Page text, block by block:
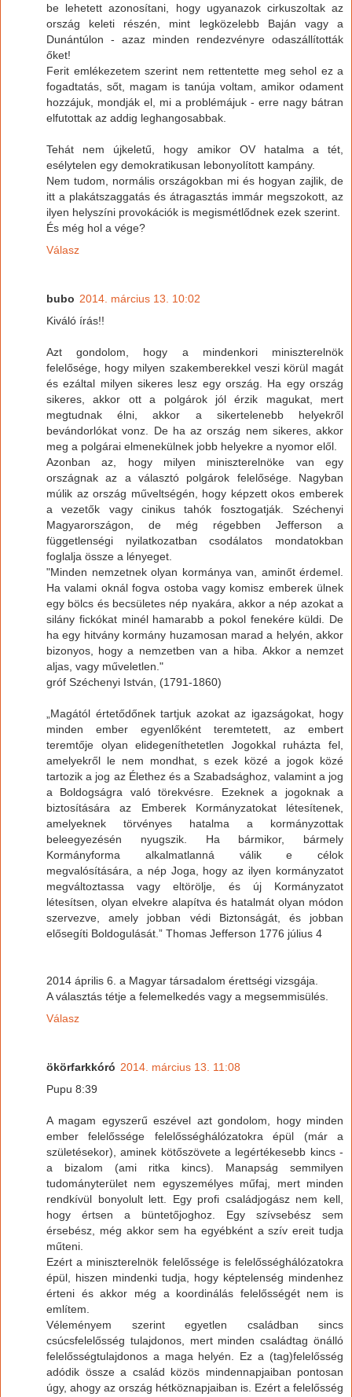
be lehetett azonosítani, hogy ugyanazok cirkuszoltak az
ország keleti részén, mint legközelebb Baján vagy a
Dunántúlon - azaz minden rendezvényre odaszállították
őket!
Ferit emlékezetem szerint nem rettentette meg sehol ez a
fogadtatás, sőt, magam is tanúja voltam, amikor odament
hozzájuk, mondják el, mi a problémájuk - erre nagy bátran
elfutottak az addig leghangosabbak.
Tehát nem újkeletű, hogy amikor OV hatalma a tét,
esélytelen egy demokratikusan lebonyolított kampány.
Nem tudom, normális országokban mi és hogyan zajlik, de
itt a plakátszaggatás és átragasztás immár megszokott, az
ilyen helyszíni provokációk is megismétlődnek ezek szerint.
És még hol a vége?
Válasz
bubo 2014. március 13. 10:02
Kiváló írás!!
Azt gondolom, hogy a mindenkori miniszterelnök
felelősége, hogy milyen szakemberekkel veszi körül magát
és ezáltal milyen sikeres lesz egy ország. Ha egy ország
sikeres, akkor ott a polgárok jól érzik magukat, mert
megtudnak élni, akkor a sikertelenebb helyekről
bevándorlókat vonz. De ha az ország nem sikeres, akkor
meg a polgárai elmenekülnek jobb helyekre a nyomor elől.
Azonban az, hogy milyen miniszterelnöke van egy
országnak az a választó polgárok felelősége. Nagyban
múlik az ország műveltségén, hogy képzett okos emberek
a vezetők vagy cinikus tahók fosztogatják. Széchenyi
Magyarországon, de még régebben Jefferson a
függetlenségi nyilatkozatban csodálatos mondatokban
foglalja össze a lényeget.
"Minden nemzetnek olyan kormánya van, aminőt érdemel.
Ha valami oknál fogva ostoba vagy komisz emberek ülnek
egy bölcs és becsületes nép nyakára, akkor a nép azokat a
silány fickókat minél hamarabb a pokol fenekére küldi. De
ha egy hitvány kormány huzamosan marad a helyén, akkor
bizonyos, hogy a nemzetben van a hiba. Akkor a nemzet
aljas, vagy műveletlen."
gróf Széchenyi István, (1791-1860)
„Magától értetődőnek tartjuk azokat az igazságokat, hogy
minden ember egyenlőként teremtetett, az embert
teremtője olyan elidegeníthetetlen Jogokkal ruházta fel,
amelyekről le nem mondhat, s ezek közé a jogok közé
tartozik a jog az Élethez és a Szabadsághoz, valamint a jog
a Boldogságra való törekvésre. Ezeknek a jogoknak a
biztosítására az Emberek Kormányzatokat létesítenek,
amelyeknek törvényes hatalma a kormányzottak
beleegyezésén nyugszik. Ha bármikor, bármely
Kormányforma alkalmatlanná válik e célok
megvalósítására, a nép Joga, hogy az ilyen kormányzatot
megváltoztassa vagy eltörölje, és új Kormányzatot
létesítsen, olyan elvekre alapítva és hatalmát olyan módon
szervezve, amely jobban védi Biztonságát, és jobban
elősegíti Boldogulását.” Thomas Jefferson 1776 július 4
2014 április 6. a Magyar társadalom érettségi vizsgája.
A választás tétje a felemelkedés vagy a megsemmisülés.
Válasz
ökörfarkkóró 2014. március 13. 11:08
Pupu 8:39
A magam egyszerű eszével azt gondolom, hogy minden
ember felelőssége felelősséghálózatokra épül (már a
születésekor), aminek kötőszövete a legértékesebb kincs -
a bizalom (ami ritka kincs). Manapság semmilyen
tudományterület nem egyszemélyes műfaj, mert minden
rendkívül bonyolult lett. Egy profi családjogász nem kell,
hogy értsen a büntetőjoghoz. Egy szívsebész sem
érsebész, még akkor sem ha egyébként a szív ereit tudja
műteni.
Ezért a miniszterelnök felelőssége is felelősséghálózatokra
épül, hiszen mindenki tudja, hogy képtelenség mindenhez
érteni és akkor még a koordinálás felelősségét nem is
említem.
Véleményem szerint egyetlen családban sincs
csúcsfelelősség tulajdonos, mert minden családtag önálló
felelősségtulajdonos a maga helyén. Ez a (tag)felelősség
adódik össze a család közös mindennapjaiban pontosan
úgy, ahogy az ország hétköznapjaiban is. Ezért a felelősség